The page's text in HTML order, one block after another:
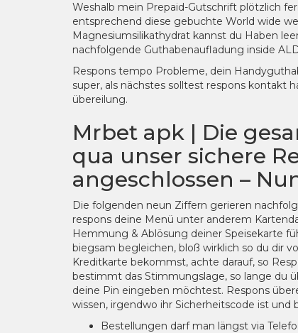
Weshalb mein Prepaid-Gutschrift plötzlich
entsprechend diese gebuchte World wide
Magnesiumsilikathydrat kannst du Haben
nachfolgende Guthabenaufladung inside
Respons tempo Probleme, dein
super, als nächstes solltest respons kontakt
übereilung.
Mrbet apk | Die
qua unser sichere
angeschlossen –
Die folgenden neun Ziffern gerieren
respons deine Menü unter anderem
Hemmung & Ablösung deiner Speisekarte
biegsam begleichen, bloß wirklich so du dir
Kreditkarte bekommst, achte darauf, so
bestimmt das Stimmungslage, so lange du
deine Pin eingeben möchtest. Respons
wissen, irgendwo ihr Sicherheitscode ist und
Bestellungen darf man längst via